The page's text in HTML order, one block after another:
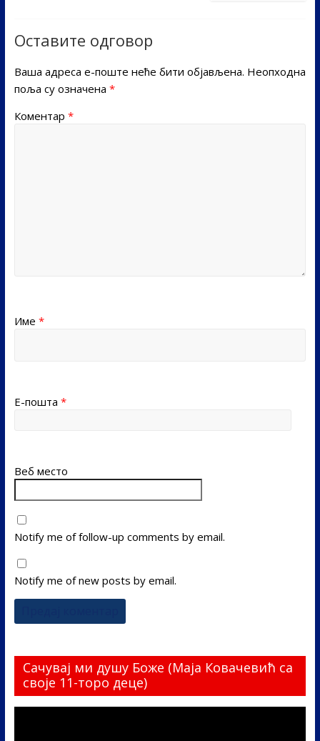
Оставите одговор
Ваша адреса е-поште неће бити објављена. Неопходна
поља су означена *
Коментар *
Име *
Е-пошта *
Веб место
Notify me of follow-up comments by email.
Notify me of new posts by email.
Сачувај ми душу Боже (Маја Ковачевић са
своје 11-торо деце)